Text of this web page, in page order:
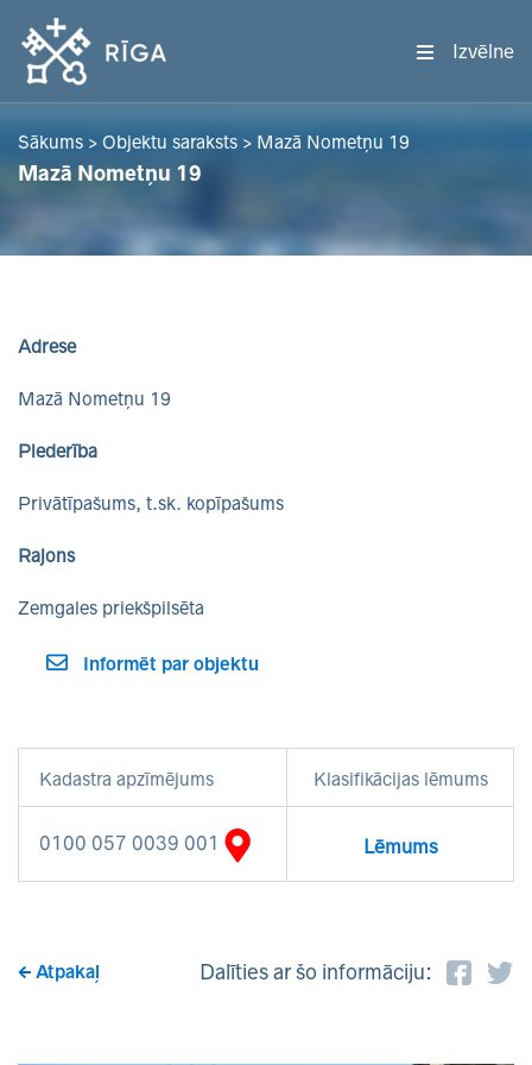
Izvēlne
Sākums > Objektu saraksts > Mazā Nometņu 19
Mazā Nometņu 19
Adrese
Mazā Nometņu 19
Piederība
Privātīpašums, t.sk. kopīpašums
Rajons
Zemgales priekšpilsēta
Informēt par objektu
Kadastra apzīmējums Klasifikācijas lēmums
0100 057 0039 001 Lēmums
Atpakaļ Dalīties ar šo informāciju: